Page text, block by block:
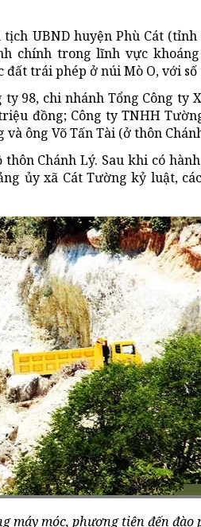
UBND huyện Phù Cát
chính trong lĩnh vực
trái phép ở núi Mò O, với
98, chi nhánh Tổng Công ty
đồng; Công ty TNHH
ông Võ Tấn Tài (ở thôn
Chánh Lý. Sau khi có
ủy xã Cát Tường kỷ luật,
máy móc, phương tiện đến đào